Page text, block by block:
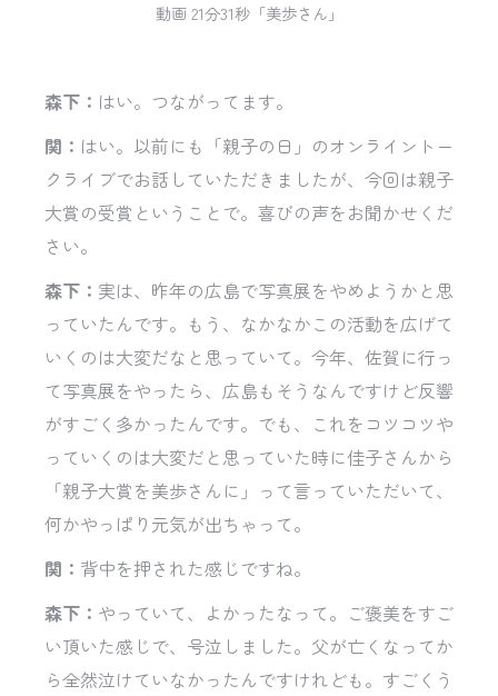
動画 21分31秒「美歩さん」
森下： はい。つながってます。
関： はい。以前にも「親子の日」のオンライントー
クライブでお話していただきましたが、今回は親子
大賞の受賞ということで。喜びの声をお聞かせくだ
さい。
森下： 実は、昨年の広島で写真展をやめようかと思
っていたんです。もう、なかなかこの活動を広げて
いくのは大変だなと思っていて。今年、佐賀に行っ
て写真展をやったら、広島もそうなんですけど反響
がすごく多かったんです。でも、これをコツコツや
っていくのは大変だと思っていた時に佳子さんから
「親子大賞を美歩さんに」って言っていただいて、
何かやっぱり元気が出ちゃって。
関： 背中を押された感じですね。
森下： やっていて、よかったなって。ご褒美をすご
い頂いた感じで、号泣しました。父が亡くなってか
ら全然泣けていなかったんですけれども。すごくう